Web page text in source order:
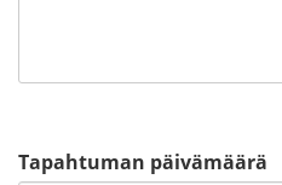
Tapahtuman päivämäärä